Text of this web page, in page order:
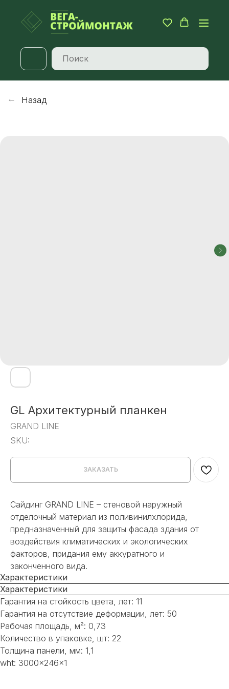
Назад
GL Архитектурный планкен
GRAND LINE
SKU:
ЗАКАЗАТЬ
Сайдинг GRAND LINE – cтеновой наружный
отделочный материал из поливинилхлорида,
предназначенный для защиты фасада здания от
воздействия климатических и экологических
факторов, придания ему аккуратного и
законченного вида.
Характеристики
Характеристики
Гарантия на стойкость цвета, лет: 11
Гарантия на отсутствие деформации, лет: 50
Рабочая площадь, м²: 0,73
Количество в упаковке, шт: 22
Толщина панели, мм: 1,1
wht: 3000x246x1